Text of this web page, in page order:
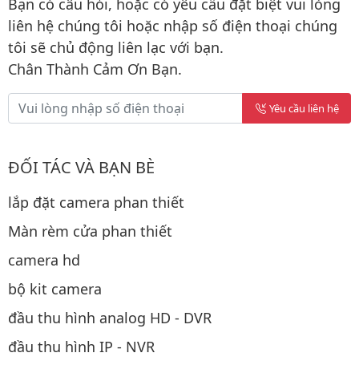
Bạn có câu hỏi, hoặc có yêu cầu đặt biệt vui lòng
liên hệ chúng tôi hoặc nhập số điện thoại chúng
tôi sẽ chủ động liên lạc với bạn.
Chân Thành Cảm Ơn Bạn.
Yêu cầu liên hệ
ĐỐI TÁC VÀ BẠN BÈ
lắp đặt camera phan thiết
Màn rèm cửa phan thiết
camera hd
bộ kit camera
đầu thu hình analog HD - DVR
đầu thu hình IP - NVR